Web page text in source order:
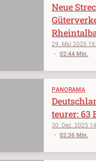
29. Mai 2026
02:44 Min.
Neue
PANORAMA
30. Dez. 2025
02:36 Min.
teurer: 63